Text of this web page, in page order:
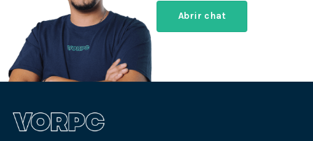
Abrir chat